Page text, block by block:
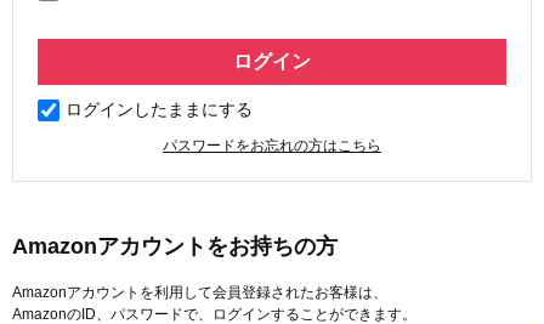
ログインしたままにする
パスワードをお忘れの方はこちら
Amazonアカウントをお持ちの方
Amazonアカウントを利用して会員登録されたお客様は、
AmazonのID、パスワードで、ログインすることができます。